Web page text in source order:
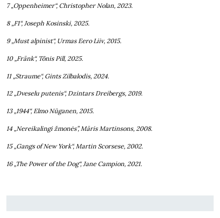
7 „Oppenheimer“, Christopher Nolan, 2023.
8 „F1“, Joseph Kosinski, 2025.
9 „Must alpinist“, Urmas Eero Liiv, 2015.
10 „Fränk“, Tõnis Pill, 2025.
11 „Straume“, Gints Zilbalodis, 2024.
12 „Dveselu putenis“, Dzintars Dreibergs, 2019.
13 „1944“, Elmo Nüganen, 2015.
14 „Nereikalingi žmonės”, Māris Martinsons, 2008.
15 „Gangs of New York“, Martin Scorsese, 2002.
16 „The Power of the Dog“, Jane Campion, 2021.